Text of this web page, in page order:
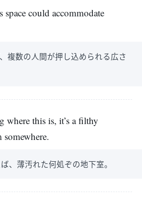
space could accommodate
複数の人間が押し込められる広さ
where this is, it’s a filthy
、薄汚れた何処ぞの地下室。